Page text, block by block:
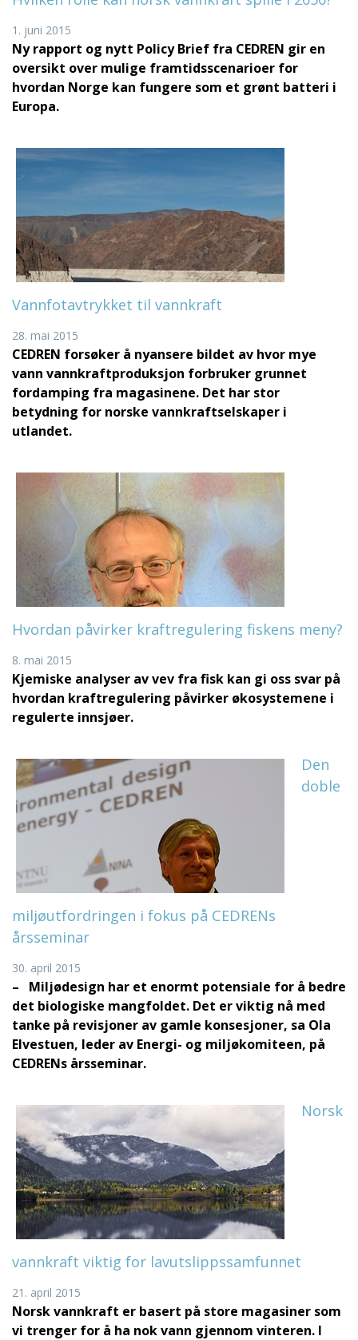
1. juni 2015
Ny rapport og nytt Policy Brief fra CEDREN gir en
oversikt over mulige framtidsscenarioer for
hvordan Norge kan fungere som et grønt batteri i
Europa.
Vannfotavtrykket til vannkraft
28. mai 2015
CEDREN forsøker å nyansere bildet av hvor mye
vann vannkraftproduksjon forbruker grunnet
fordamping fra magasinene. Det har stor
betydning for norske vannkraftselskaper i
utlandet.
Hvordan påvirker kraftregulering fiskens meny?
8. mai 2015
Kjemiske analyser av vev fra fisk kan gi oss svar på
hvordan kraftregulering påvirker økosystemene i
regulerte innsjøer.
Den
doble
miljøutfordringen i fokus på CEDRENs
årsseminar
30. april 2015
– Miljødesign har et enormt potensiale for å bedre
det biologiske mangfoldet. Det er viktig nå med
tanke på revisjoner av gamle konsesjoner, sa Ola
Elvestuen, leder av Energi- og miljøkomiteen, på
CEDRENs årsseminar.
Norsk
vannkraft viktig for lavutslippssamfunnet
21. april 2015
Norsk vannkraft er basert på store magasiner som
vi trenger for å ha nok vann gjennom vinteren. I